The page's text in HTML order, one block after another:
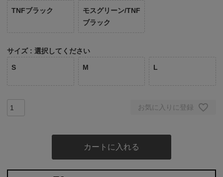
TNFブラック
モスグリーン/TNF
ブラック
サイズ 選択してください
S M L
お気に入りに登録
カートに入れる